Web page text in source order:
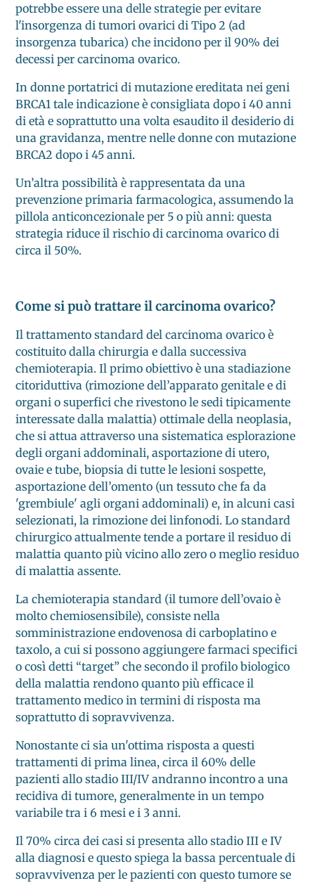
potrebbe essere una delle strategie per evitare
l'insorgenza di tumori ovarici di Tipo 2 (ad
insorgenza tubarica) che incidono per il 90% dei
decessi per carcinoma ovarico.
In donne portatrici di mutazione ereditata nei geni
BRCA1 tale indicazione è consigliata dopo i 40 anni
di età e soprattutto una volta esaudito il desiderio di
una gravidanza, mentre nelle donne con mutazione
BRCA2 dopo i 45 anni.
Un’altra possibilità è rappresentata da una
prevenzione primaria farmacologica, assumendo la
pillola anticoncezionale per 5 o più anni: questa
strategia riduce il rischio di carcinoma ovarico di
circa il 50%.
Come si può trattare il carcinoma ovarico?
Il trattamento standard del carcinoma ovarico è
costituito dalla chirurgia e dalla successiva
chemioterapia. Il primo obiettivo è una stadiazione
citoriduttiva (rimozione dell’apparato genitale e di
organi o superfici che rivestono le sedi tipicamente
interessate dalla malattia) ottimale della neoplasia,
che si attua attraverso una sistematica esplorazione
degli organi addominali, asportazione di utero,
ovaie e tube, biopsia di tutte le lesioni sospette,
asportazione dell’omento (un tessuto che fa da
'grembiule' agli organi addominali) e, in alcuni casi
selezionati, la rimozione dei linfonodi. Lo standard
chirurgico attualmente tende a portare il residuo di
malattia quanto più vicino allo zero o meglio residuo
di malattia assente.
La chemioterapia standard (il tumore dell’ovaio è
molto chemiosensibile), consiste nella
somministrazione endovenosa di carboplatino e
taxolo, a cui si possono aggiungere farmaci specifici
o così detti “target” che secondo il profilo biologico
della malattia rendono quanto più efficace il
trattamento medico in termini di risposta ma
soprattutto di sopravvivenza.
Nonostante ci sia un'ottima risposta a questi
trattamenti di prima linea, circa il 60% delle
pazienti allo stadio III/IV andranno incontro a una
recidiva di tumore, generalmente in un tempo
variabile tra i 6 mesi e i 3 anni.
Il 70% circa dei casi si presenta allo stadio III e IV
alla diagnosi e questo spiega la bassa percentuale di
sopravvivenza per le pazienti con questo tumore se